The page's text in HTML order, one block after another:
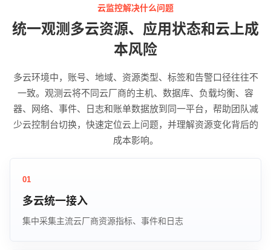
云监控解决什么问题
统一观测多云资源、应用状态和云上成
本风险
多云环境中，账号、地域、资源类型、标签和告警口径往往不
一致。观测云将不同云厂商的主机、数据库、负载均衡、容
器、网络、事件、日志和账单数据放到同一平台，帮助团队减
少云控制台切换，快速定位云上问题，并理解资源变化背后的
成本影响。
01
多云统一接入
集中采集主流云厂商资源指标、事件和日志